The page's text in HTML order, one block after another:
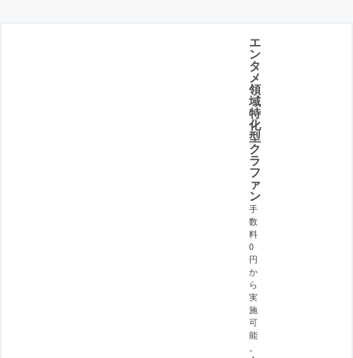
エ
ン
タ
メ
領
域
特
化
型
ク
ラ
フ
ァ
ン
手
数
料
0
円
か
ら
実
施
可
能